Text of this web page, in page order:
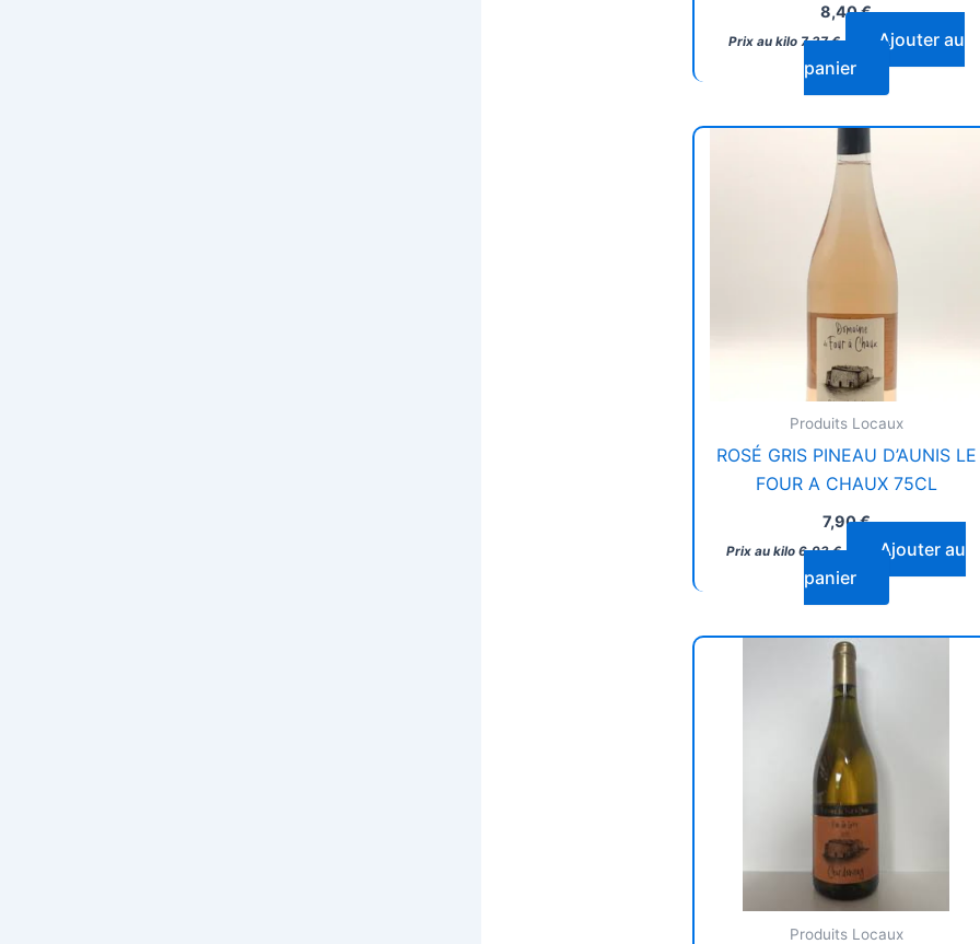
8,40€
Prix au kilo 7,37€
Ajouter au
panier
Produits Locaux
ROSÉ GRIS PINEAU D’AUNIS LE
FOUR A CHAUX 75CL
7,90€
Prix au kilo 6,93€
Ajouter au
panier
Produits Locaux